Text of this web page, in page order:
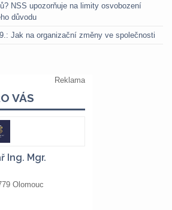
NSS upozorňuje na limity osvobození
důvodu
Jak na organizační změny ve společnosti